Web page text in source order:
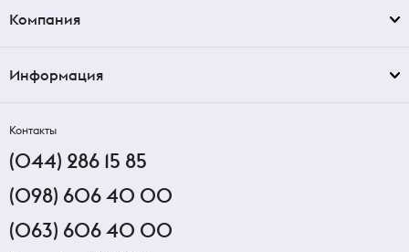
Компания
Информация
Контакты
(044) 286 15 85
(098) 606 40 00
(063) 606 40 00